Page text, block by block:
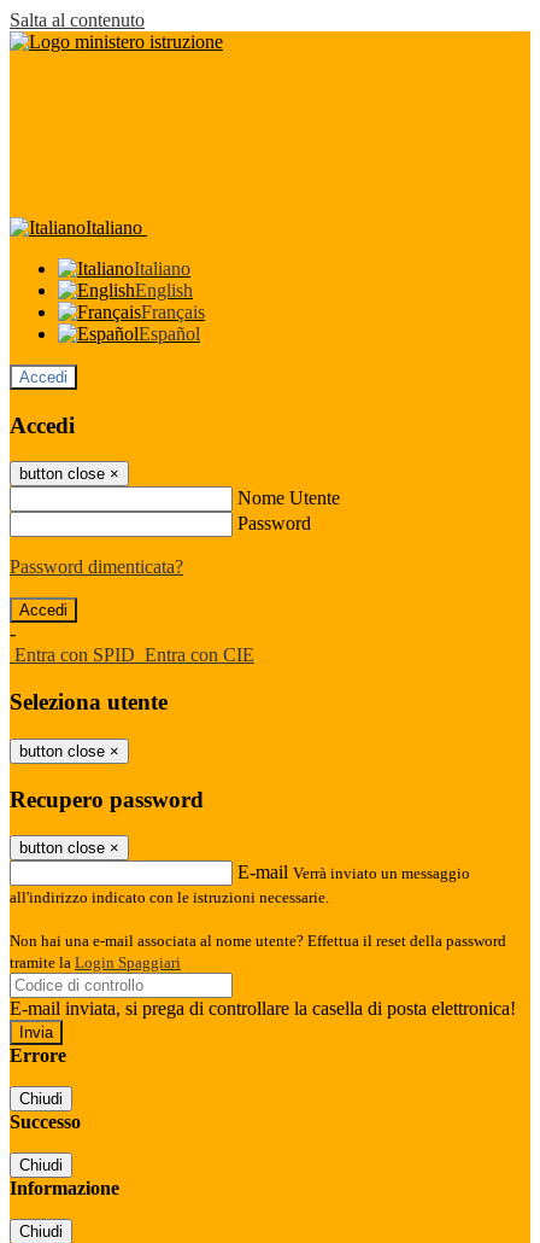
Salta al contenuto
Italiano
Italiano
English
Français
Español
Accedi
Accedi
button close ×
Nome Utente
Password
Password dimenticata?
-
Entra con SPID Entra con CIE
Seleziona utente
button close ×
Recupero password
button close ×
E-mail Verrà inviato un messaggio
all'indirizzo indicato con le istruzioni necessarie.
Non hai una e-mail associata al nome utente? Effettua il reset della password
tramite la Login Spaggiari
E-mail inviata, si prega di controllare la casella di posta elettronica!
Errore
Chiudi
Successo
Chiudi
Informazione
Chiudi